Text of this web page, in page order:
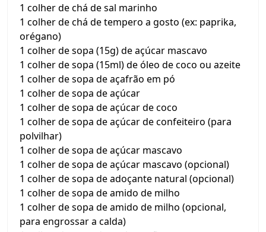
1 colher de chá de sal marinho
1 colher de chá de tempero a gosto (ex: paprika,
orégano)
1 colher de sopa (15g) de açúcar mascavo
1 colher de sopa (15ml) de óleo de coco ou azeite
1 colher de sopa de açafrão em pó
1 colher de sopa de açúcar
1 colher de sopa de açúcar de coco
1 colher de sopa de açúcar de confeiteiro (para
polvilhar)
1 colher de sopa de açúcar mascavo
1 colher de sopa de açúcar mascavo (opcional)
1 colher de sopa de adoçante natural (opcional)
1 colher de sopa de amido de milho
1 colher de sopa de amido de milho (opcional,
para engrossar a calda)